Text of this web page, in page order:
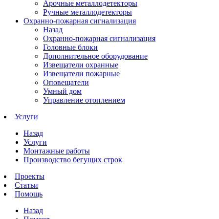
Арочные металлодетекторы
Ручные металлодетекторы
Охранно-пожарная сигнализация
Назад
Охранно-пожарная сигнализация
Головные блоки
Дополнительное оборудование
Извещатели охранные
Извещатели пожарные
Оповещатели
Умный дом
Управление отоплением
Услуги
Назад
Услуги
Монтажные работы
Производство бегущих строк
Проекты
Статьи
Помощь
Назад